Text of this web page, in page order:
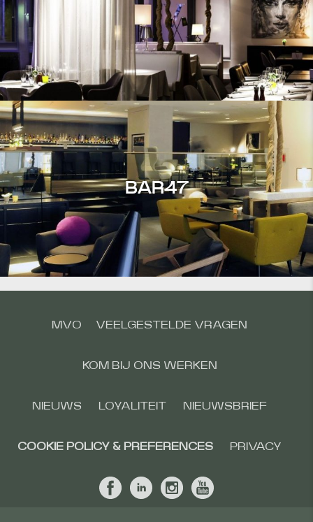
BAR47
MVO VEELGESTELDE VRAGEN
KOM BIJ ONS WERKEN
NIEUWS LOYALITEIT NIEUWSBRIEF
COOKIE POLICY & PREFERENCES PRIVACY